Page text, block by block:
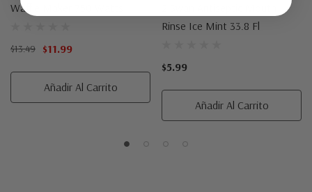
Waffle Maker 750 Watts
$13.49 $11.99
Añadir Al Carrito
Rinse Ice Mint 33.8 Fl
$5.99
Añadir Al Carrito